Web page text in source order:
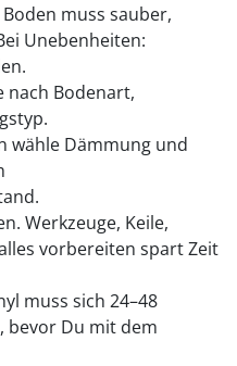
muss sauber,
Unebenheiten:
nach Bodenart,
wähle Dämmung und
Werkzeuge, Keile,
vorbereiten spart Zeit
muss sich 24–48
bevor Du mit dem